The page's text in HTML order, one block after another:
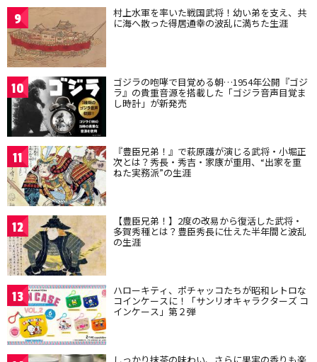
9 村上水軍を率いた戦国武将！幼い弟を支え、共
に海へ散った得居通幸の波乱に満ちた生涯
10 ゴジラの咆哮で目覚める朝…1954年公開『ゴジ
ラ』の貴重音源を搭載した「ゴジラ音声目覚ま
し時計」が新発売
11 『豊臣兄弟！』で萩原護が演じる武将・小堀正
次とは？秀長・秀吉・家康が重用、“出家を重
ねた実務派”の生涯
12 【豊臣兄弟！】2度の改易から復活した武将・
多賀秀種とは？豊臣秀長に仕えた半年間と波乱
の生涯
13 ハローキティ、ポチャッコたちが昭和レトロな
コインケースに！「サンリオキャラクターズ コ
インケース」第２弾